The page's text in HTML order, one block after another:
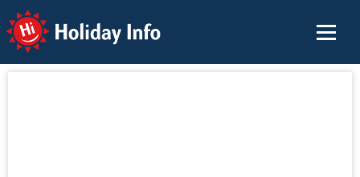
Holiday Info